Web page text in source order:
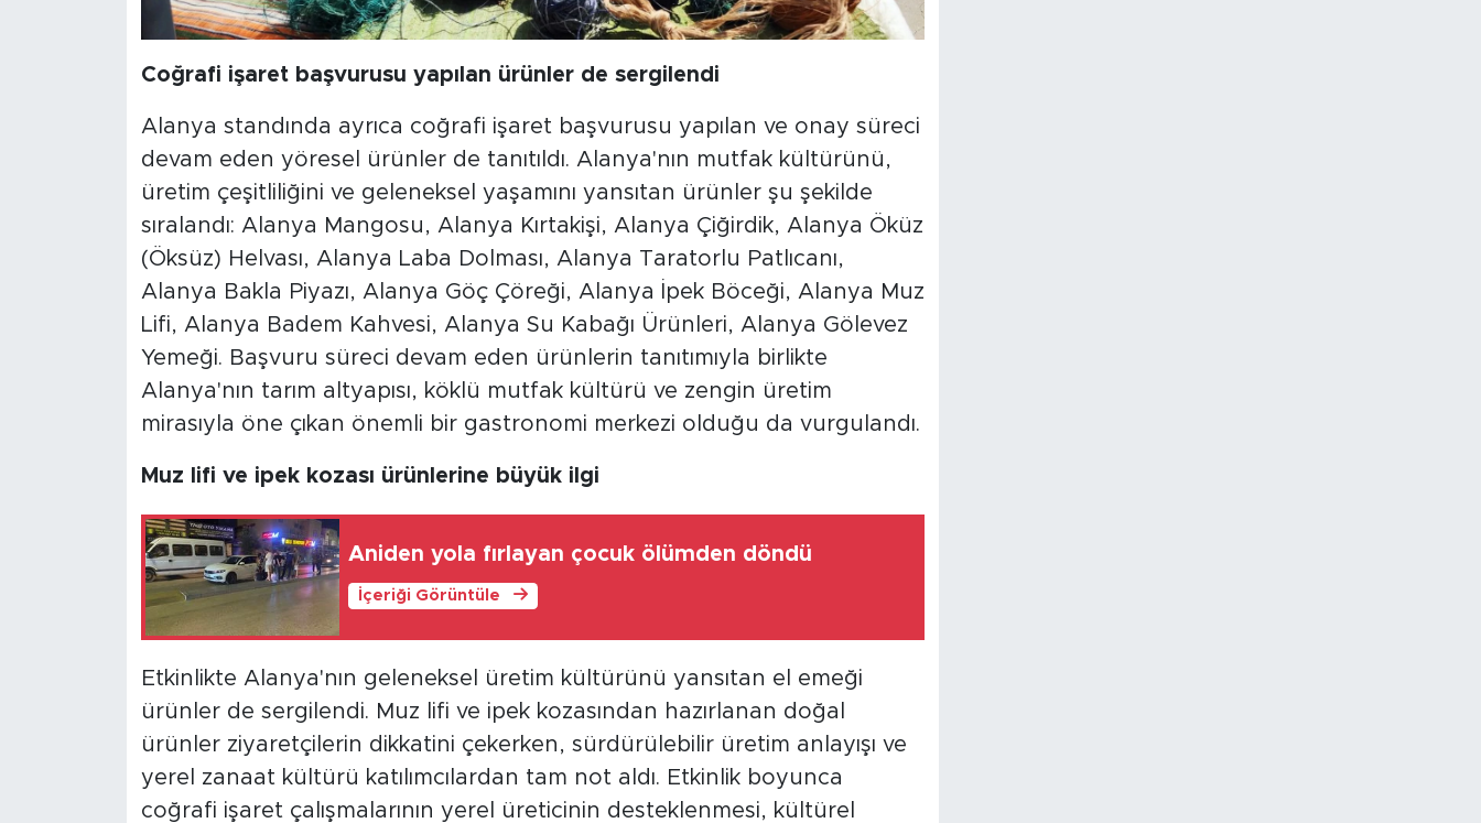
Coğrafi işaret başvurusu yapılan ürünler de sergilendi
Alanya standında ayrıca coğrafi işaret başvurusu yapılan ve onay süreci
devam eden yöresel ürünler de tanıtıldı. Alanya'nın mutfak kültürünü,
üretim çeşitliliğini ve geleneksel yaşamını yansıtan ürünler şu şekilde
sıralandı: Alanya Mangosu, Alanya Kırtakişi, Alanya Çiğirdik, Alanya Öküz
(Öksüz) Helvası, Alanya Laba Dolması, Alanya Taratorlu Patlıcanı,
Alanya Bakla Piyazı, Alanya Göç Çöreği, Alanya İpek Böceği, Alanya Muz
Lifi, Alanya Badem Kahvesi, Alanya Su Kabağı Ürünleri, Alanya Gölevez
Yemeği. Başvuru süreci devam eden ürünlerin tanıtımıyla birlikte
Alanya'nın tarım altyapısı, köklü mutfak kültürü ve zengin üretim
mirasıyla öne çıkan önemli bir gastronomi merkezi olduğu da vurgulandı.
Muz lifi ve ipek kozası ürünlerine büyük ilgi
Aniden yola fırlayan çocuk ölümden döndü
İçeriği Görüntüle
Etkinlikte Alanya'nın geleneksel üretim kültürünü yansıtan el emeği
ürünler de sergilendi. Muz lifi ve ipek kozasından hazırlanan doğal
ürünler ziyaretçilerin dikkatini çekerken, sürdürülebilir üretim anlayışı ve
yerel zanaat kültürü katılımcılardan tam not aldı. Etkinlik boyunca
coğrafi işaret çalışmalarının yerel üreticinin desteklenmesi, kültürel